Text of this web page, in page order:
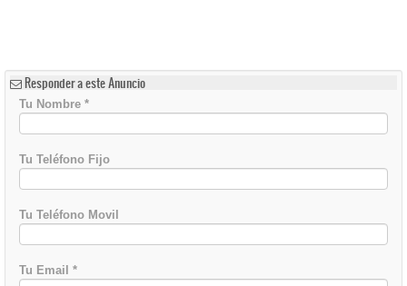
Responder a este Anuncio
Tu Nombre *
Tu Teléfono Fijo
Tu Teléfono Movil
Tu Email *